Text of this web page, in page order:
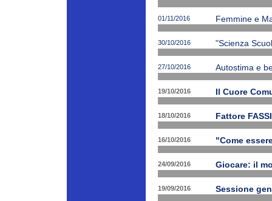
01/11/2016 Femmine e
30/10/2016 "Scienza
27/10/2016 Autostima e
19/10/2016 Il Cuore
18/10/2016 Fattore FASSI
16/10/2016 "Come
24/09/2016 Giocare: il
19/09/2016 Sessione